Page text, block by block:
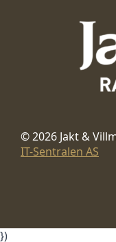
© 2026 Jakt &
IT-Sentralen AS
})